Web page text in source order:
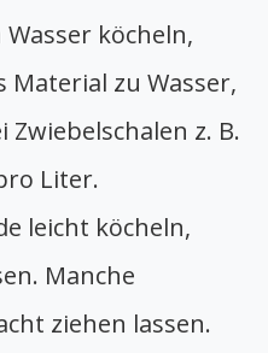
köcheln,
Material zu Wasser,
Zwiebelschalen z. B.
Liter.
leicht köcheln,
Manche
ziehen lassen.